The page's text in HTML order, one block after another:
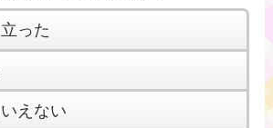
った
えない